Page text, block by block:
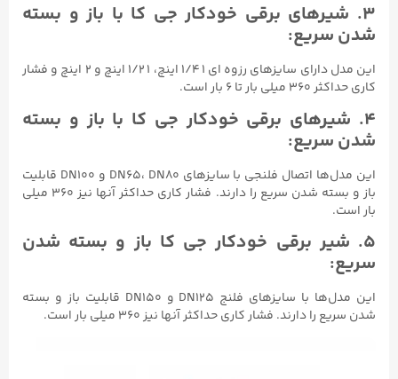
۳. شیرهای برقی خودکار جی کا با باز و بسته
شدن سریع:
این مدل‌ دارای سایزهای رزوه ای ۱ ۱/۴ اینچ، ۱ ۱/۲ اینچ و ۲ اینچ و فشار
کاری حداکثر ۳۶۰ میلی بار تا ۶ بار است.
۴. شیرهای برقی خودکار جی کا با باز و بسته
شدن سریع:
این مدل‌ها اتصال فلنجی با سایزهای DN65، DN80 و DN100 قابلیت
باز و بسته شدن سریع را دارند. فشار کاری حداکثر آنها نیز ۳۶۰ میلی
بار است.
۵. شیر برقی خودکار جی کا باز و بسته شدن
سریع:
این مدل‌ها با سایزهای فلنج DN125 و DN150 قابلیت باز و بسته
شدن سریع را دارند. فشار کاری حداکثر آنها نیز ۳۶۰ میلی بار است.